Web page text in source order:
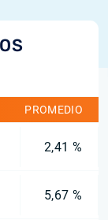
PROMEDIO
2,41 %
5,67 %